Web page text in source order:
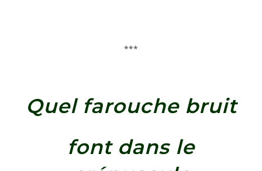
***
Quel farouche bruit
font dans le